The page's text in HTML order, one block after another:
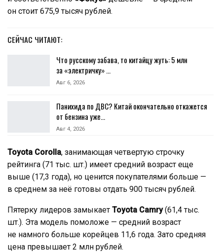
он стоит 675,9 тысяч рублей.
СЕЙЧАС ЧИТАЮТ:
Что русскому забава, то китайцу жуть: 5 млн
за «электричку» …
Авг 6, 2026
Панихида по ДВС? Китай окончательно откажется
от бензина уже…
Авг 4, 2026
Toyota Corolla, занимающая четвертую строчку
рейтинга (71 тыс. шт.) имеет средний возраст еще
выше (17,3 года), но ценится покупателями больше —
в среднем за неё готовы отдать 900 тысяч рублей.
Пятерку лидеров замыкает Toyota Camry(61,4 тыс.
шт.). Эта модель помоложе — средний возраст
не намного больше корейцев 11,6 года. Зато средняя
цена превышает 2 млн рублей.